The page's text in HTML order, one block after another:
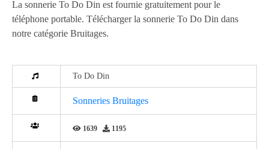
La sonnerie To Do Din est fournie gratuitement pour le
téléphone portable. Télécharger la sonnerie To Do Din dans
notre catégorie Bruitages.
To Do Din
Sonneries Bruitages
1639 1195